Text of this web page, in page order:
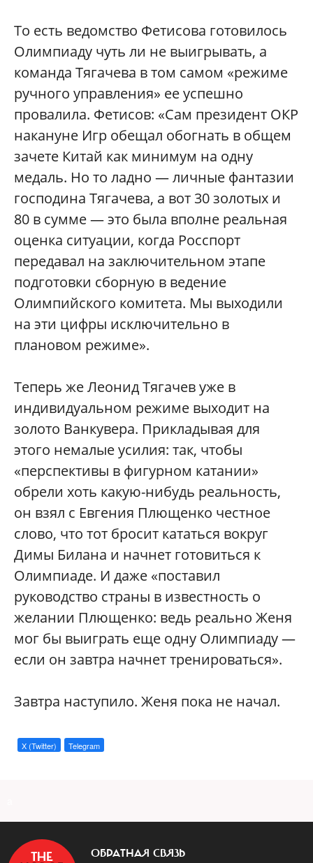
То есть ведомство Фетисова готовилось
Олимпиаду чуть ли не выигрывать, а
команда Тягачева в том самом «режиме
ручного управления» ее успешно
провалила. Фетисов: «Сам президент ОКР
накануне Игр обещал обогнать в общем
зачете Китай как минимум на одну
медаль. Но то ладно — личные фантазии
господина Тягачева, а вот 30 золотых и
80 в сумме — это была вполне реальная
оценка ситуации, когда Росспорт
передавал на заключительном этапе
подготовки сборную в ведение
Олимпийского комитета. Мы выходили
на эти цифры исключительно в
плановом режиме».
Теперь же Леонид Тягачев уже в
индивидуальном режиме выходит на
золото Ванкувера. Прикладывая для
этого немалые усилия: так, чтобы
«перспективы в фигурном катании»
обрели хоть какую-нибудь реальность,
он взял с Евгения Плющенко честное
слово, что тот бросит кататься вокруг
Димы Билана и начнет готовиться к
Олимпиаде. И даже «поставил
руководство страны в известность о
желании Плющенко: ведь реально Женя
мог бы выиграть еще одну Олимпиаду —
если он завтра начнет тренироваться».
Завтра наступило. Женя пока не начал.
X (Twitter) Telegram
ОБРАТНАЯ СВЯЗЬ